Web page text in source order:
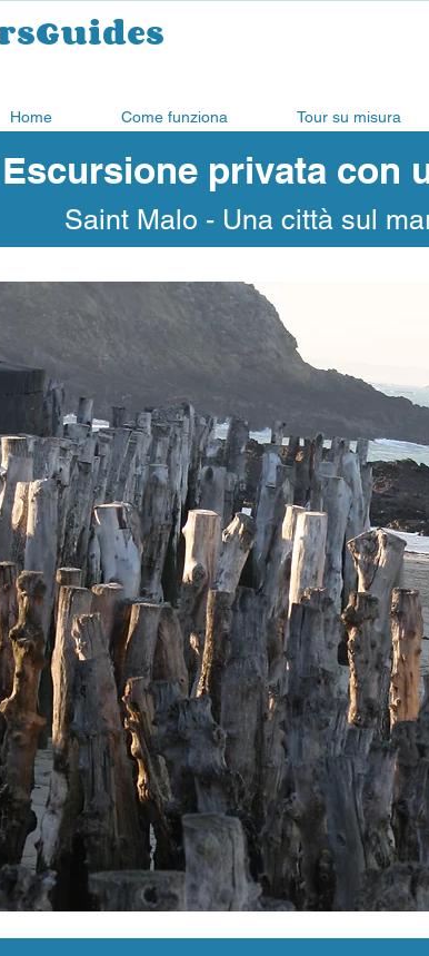
Home Come funziona Tour su misura
privata con
Saint Malo - Una città sul